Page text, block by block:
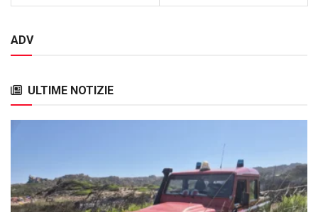
ADV
ULTIME NOTIZIE